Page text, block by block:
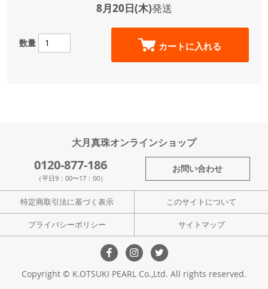
8月20日(木)発送
数量 カートに入れる
大月真珠オンラインショップ
0120-877-186
（平日9：00〜17：00）
お問い合わせ
特定商取引法に基づく表示 このサイトについて
プライバシーポリシー サイトマップ
Copyright © K.OTSUKI PEARL Co.,Ltd. All rights reserved.